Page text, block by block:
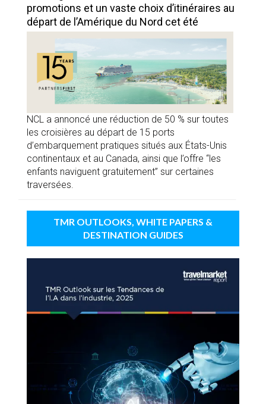
promotions et un vaste choix d’itinéraires au
départ de l’Amérique du Nord cet été
NCL a annoncé une réduction de 50 % sur toutes
les croisières au départ de 15 ports
d’embarquement pratiques situés aux États-Unis
continentaux et au Canada, ainsi que l’offre “les
enfants naviguent gratuitement” sur certaines
traversées.
TMR OUTLOOKS, WHITE PAPERS &
DESTINATION GUIDES